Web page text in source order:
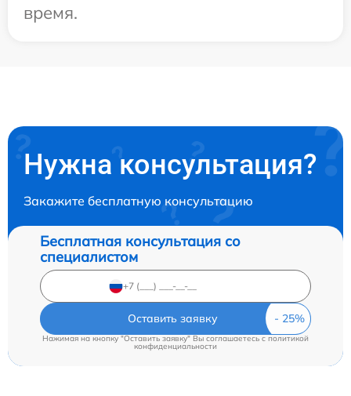
время.
Нужна консультация?
Закажите бесплатную консультацию
Бесплатная консультация со
специалистом
Оставить заявку
Нажимая на кнопку "Оставить заявку" Вы соглашаетесь cполитикой
конфиденциальности